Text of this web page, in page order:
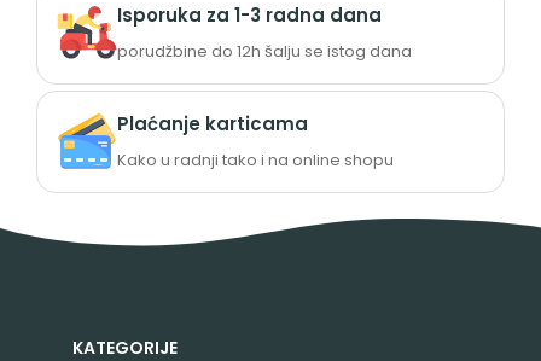
Isporuka za 1-3 radna dana
porudžbine do 12h šalju se istog dana
Plaćanje karticama
Kako u radnji tako i na online shopu
KATEGORIJE